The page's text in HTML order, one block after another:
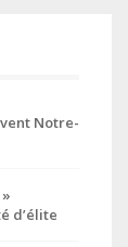
Notre-
d’élite